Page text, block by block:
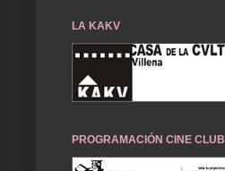
LA KAKV
PROGRAMACIÓN CINE CLUB